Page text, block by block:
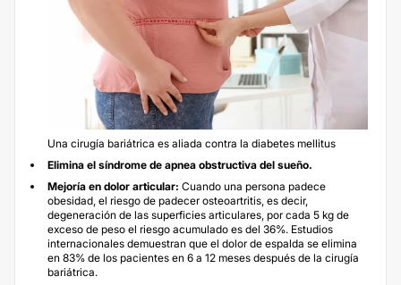
Una cirugía bariátrica es aliada contra la diabetes mellitus
Elimina el síndrome de apnea obstructiva del sueño.
Mejoría en dolor articular: Cuando una persona padece
obesidad, el riesgo de padecer osteoartritis, es decir,
degeneración de las superficies articulares, por cada 5 kg de
exceso de peso el riesgo acumulado es del 36%. Estudios
internacionales demuestran que el dolor de espalda se elimina
en 83% de los pacientes en 6 a 12 meses después de la cirugía
bariátrica.